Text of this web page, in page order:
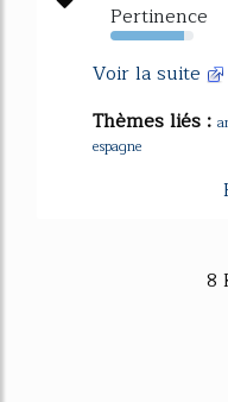
Pertinence
89%
Voir la suite
Thèmes liés :
espagne
8